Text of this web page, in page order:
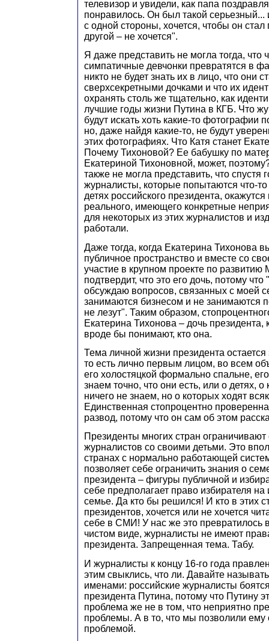
телевизор и увидели, как папа
понравилось. Он был такой
с одной стороны, хочется, чтобы он стал
другой – не хочется".
Я даже представить не могла тогда, что
симпатичные девчонки превратятся в
никто не будет знать их в лицо, что они
сверхсекретными дочками и что их
охранять столь же тщательно, как
лучшие годы жизни Путина в КГБ. Что
будут искать хоть какие-то фотографии
но, даже найдя какие-то, не будут
этих фотографиях. Что Катя станет
Почему Тихоновой? Ее бабушку по
Екатериной Тихоновной, может,
также не могла представить, что спустя
журналисты, которые попытаются что-то
детях российского президента,
реального, имеющего конкретные
для некоторых из этих журналистов и
работали.
Даже тогда, когда Екатерина Тихонова
публичное пространство и вместе со
участие в крупном проекте по развитию
подтвердит, что это его дочь, потому что
обсуждаю вопросов, связанных с моей
занимаются бизнесом и не занимаются
не лезут". Таким образом,
Екатерина Тихонова – дочь президента,
вроде бы понимают, кто она.
Тема личной жизни президента
то есть лично первым лицом, во всем
его холостяцкой формально спальне,
знаем точно, что они есть, или о детях,
ничего не знаем, но о которых ходят
Единственная стопроцентно
развод, потому что он сам об этом
Президенты многих стран
журналистов со своими детьми. Это
странах с нормально работающей
позволяет себе ограничить знания о
президента – фигуры публичной и
себе предполагает право избирателя
семье. Да кто бы решился! И кто в этих
президентов, хочется или не хочется
себе в СМИ! У нас же это превратилось
чистом виде, журналисты не имеют
президента. Запрещенная тема. Табу.
И журналисты к концу 16-го года
этим свыклись, что ли. Давайте
именами: российские журналисты
президента Путина, потому что Путину
проблема же не в том, что неприятно
проблемы. А в то, что мы позволили ему
проблемой.